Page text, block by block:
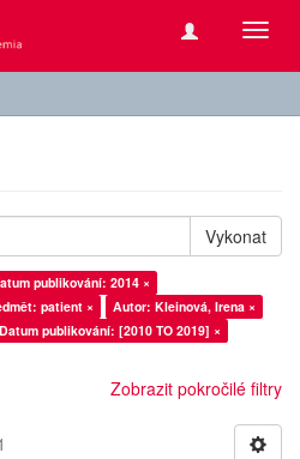
Vykonat
publikování: 2014 ×
patient ×
Autor: Kleinová, Irena ×
Datum publikování: [2010 TO 2019] ×
Zobrazit pokročilé filtry